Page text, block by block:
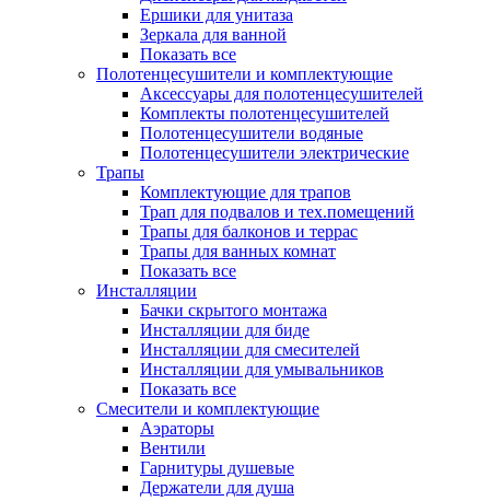
Ершики для унитаза
Зеркала для ванной
Показать все
Полотенцесушители и комплектующие
Аксессуары для полотенцесушителей
Комплекты полотенцесушителей
Полотенцесушители водяные
Полотенцесушители электрические
Трапы
Комплектующие для трапов
Трап для подвалов и тех.помещений
Трапы для балконов и террас
Трапы для ванных комнат
Показать все
Инсталляции
Бачки скрытого монтажа
Инсталляции для биде
Инсталляции для смесителей
Инсталляции для умывальников
Показать все
Смесители и комплектующие
Аэраторы
Вентили
Гарнитуры душевые
Держатели для душа